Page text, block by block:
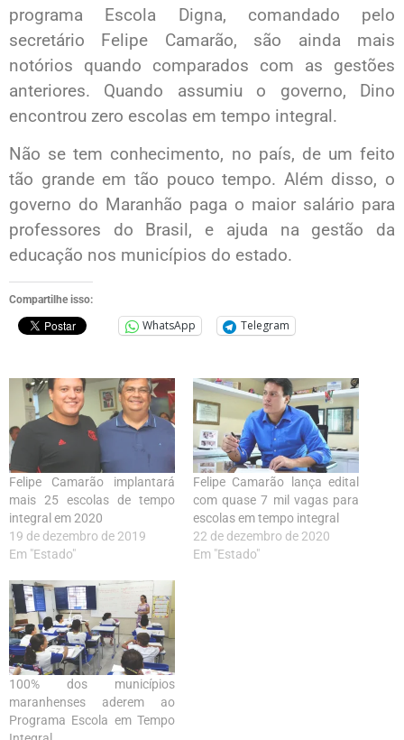
programa Escola Digna, comandado pelo
secretário Felipe Camarão, são ainda mais
notórios quando comparados com as gestões
anteriores. Quando assumiu o governo, Dino
encontrou zero escolas em tempo integral.
Não se tem conhecimento, no país, de um feito
tão grande em tão pouco tempo. Além disso, o
governo do Maranhão paga o maior salário para
professores do Brasil, e ajuda na gestão da
educação nos municípios do estado.
Compartilhe isso:
WhatsApp Telegram
Felipe Camarão implantará
mais 25 escolas de tempo
integral em 2020
19 de dezembro de 2019
Em "Estado"
Felipe Camarão lança edital
com quase 7 mil vagas para
escolas em tempo integral
22 de dezembro de 2020
Em "Estado"
100% dos municípios
maranhenses aderem ao
Programa Escola em Tempo